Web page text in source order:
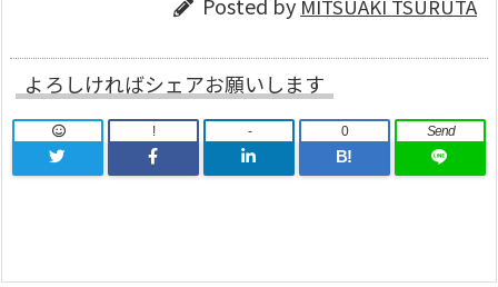
Posted by MITSUAKI TSURUTA
よろしければシェアお願いします
! -
B!
0 Send